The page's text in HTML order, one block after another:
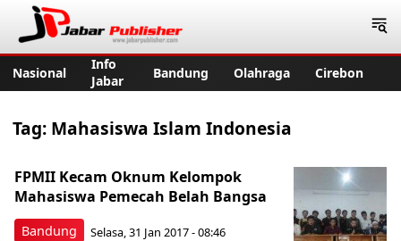
Nasional
Info
Jabar
Bandung Olahraga Cirebon
Tag: Mahasiswa Islam Indonesia
Bandung
FPMII Kecam Oknum Kelompok
Mahasiswa Pemecah Belah Bangsa
Selasa, 31 Jan 2017 - 08:46